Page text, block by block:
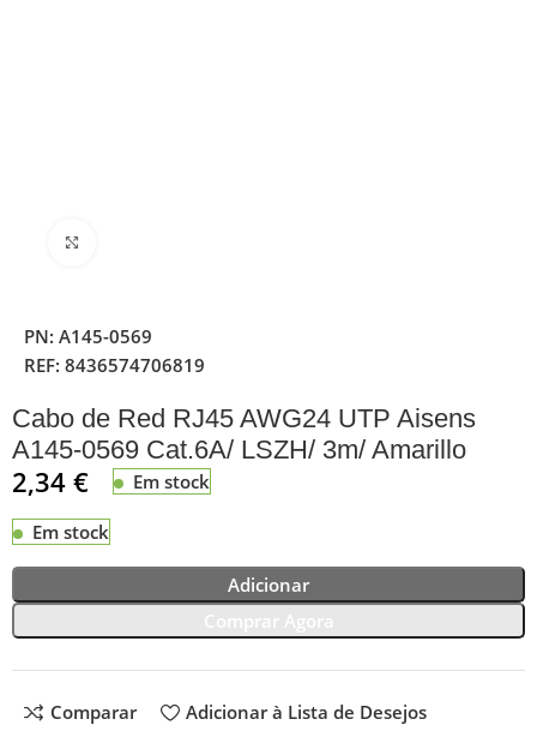
PN:A145-0569
REF:8436574706819
Cabo de Red RJ45 AWG24 UTP Aisens
A145-0569 Cat.6A/ LSZH/ 3m/ Amarillo
2,34€ Em stock
Em stock
Adicionar
Comparar Adicionar à Lista de Desejos